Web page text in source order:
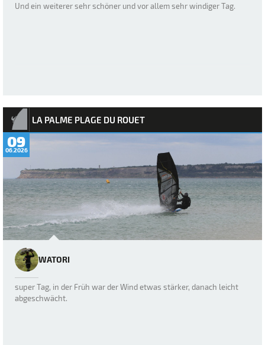
Und ein weiterer sehr schöner und vor allem sehr windiger Tag.
LA PALME PLAGE DU ROUET
09
06.2026
WATORI
super Tag, in der Früh war der Wind etwas stärker, danach leicht
abgeschwächt.